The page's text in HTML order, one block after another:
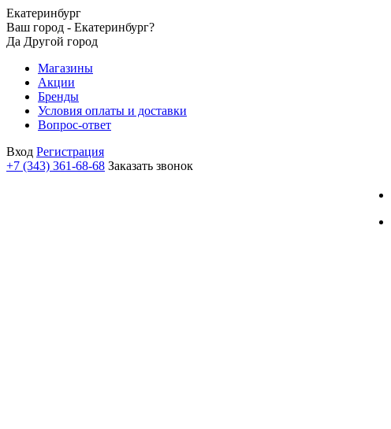
Екатеринбург
Ваш город - Екатеринбург?
Да Другой город
Магазины
Акции
Бренды
Условия оплаты и доставки
Вопрос-ответ
Вход Регистрация
+7 (343) 361-68-68 Заказать звонок